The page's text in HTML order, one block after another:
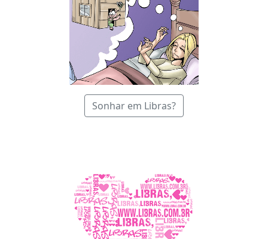
Sonhar em Libras?